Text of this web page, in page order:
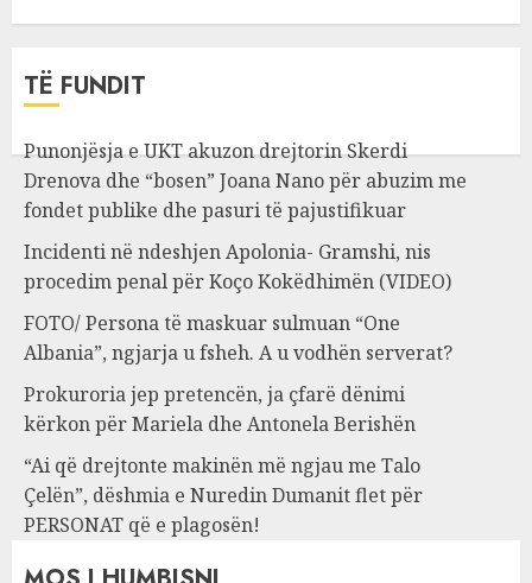
TË FUNDIT
Punonjësja e UKT akuzon drejtorin Skerdi
Drenova dhe “bosen” Joana Nano për abuzim me
fondet publike dhe pasuri të pajustifikuar
Incidenti në ndeshjen Apolonia- Gramshi, nis
procedim penal për Koço Kokëdhimën (VIDEO)
FOTO/ Persona të maskuar sulmuan “One
Albania”, ngjarja u fsheh. A u vodhën serverat?
Prokuroria jep pretencën, ja çfarë dënimi
kërkon për Mariela dhe Antonela Berishën
“Ai që drejtonte makinën më ngjau me Talo
Çelën”, dëshmia e Nuredin Dumanit flet për
PERSONAT që e plagosën!